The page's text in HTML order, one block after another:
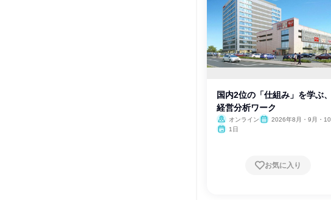
国内2位の「仕組み」を学ぶ、
経営分析ワーク
オンライン
2026年8月・9月・10
1日
お気に入り